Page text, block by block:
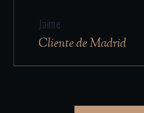
Jaime
Cliente de Madrid